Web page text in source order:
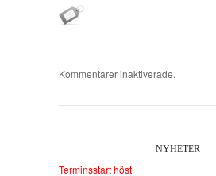
Kommentarer inaktiverade.
NYHETER
Terminsstart höst